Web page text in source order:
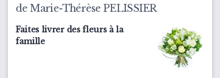
de Marie-Thérèse PELISSIER
Faites livrer des fleurs à la
famille